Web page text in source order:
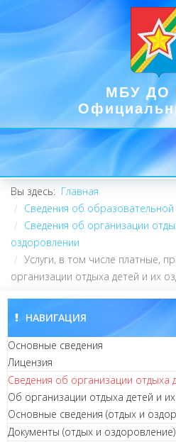
МБУ ДО
Вы здесь: Главная
Сведения об
Сведения об организации
оздоровлении
Услуги, в том числе платные,
организации отдыха детей и их
НАВИГАЦИЯ
Основные сведения
Лицензия
Сведения об организации отдыха
Об организации отдыха детей и
Основные сведения (отдых и
Документы (отдых и оздоровление)